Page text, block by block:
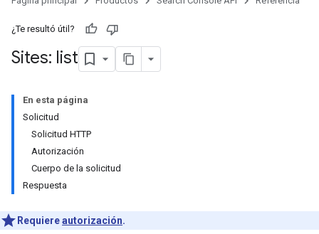
¿Te resultó útil?
Sites: list
En esta página
Solicitud
Solicitud HTTP
Autorización
Cuerpo de la solicitud
Respuesta
Requiereautorización.